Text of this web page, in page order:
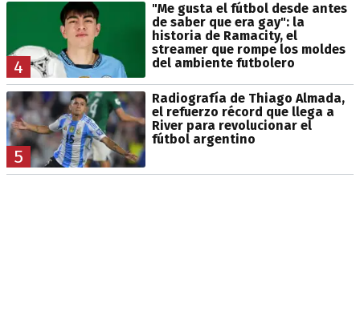
4
"Me gusta el fútbol desde antes
de saber que era gay": la
historia de Ramacity, el
streamer que rompe los moldes
del ambiente futbolero
5
Radiografía de Thiago Almada,
el refuerzo récord que llega a
River para revolucionar el
fútbol argentino